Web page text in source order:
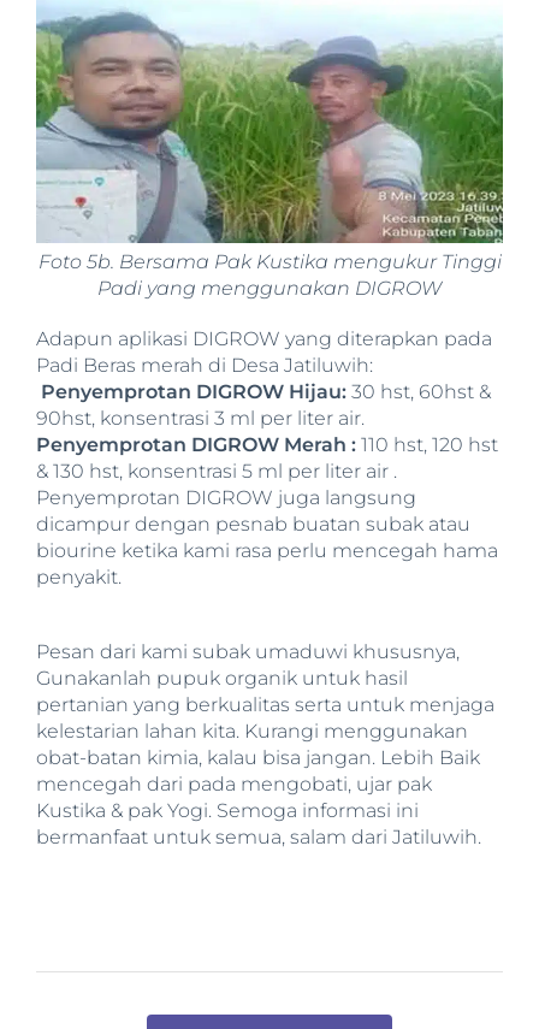
Foto 5b. Bersama Pak Kustika mengukur Tinggi
Padi yang menggunakan DIGROW
Adapun aplikasi DIGROW yang diterapkan pada
Padi Beras merah di Desa Jatiluwih:
Penyemprotan DIGROW Hijau: 30 hst, 60hst &
90hst, konsentrasi 3 ml per liter air.
Penyemprotan DIGROW Merah : 110 hst, 120 hst
& 130 hst, konsentrasi 5 ml per liter air .
Penyemprotan DIGROW juga langsung
dicampur dengan pesnab buatan subak atau
biourine ketika kami rasa perlu mencegah hama
penyakit.
Pesan dari kami subak umaduwi khususnya,
Gunakanlah pupuk organik untuk hasil
pertanian yang berkualitas serta untuk menjaga
kelestarian lahan kita. Kurangi menggunakan
obat-batan kimia, kalau bisa jangan. Lebih Baik
mencegah dari pada mengobati, ujar pak
Kustika & pak Yogi. Semoga informasi ini
bermanfaat untuk semua, salam dari Jatiluwih.